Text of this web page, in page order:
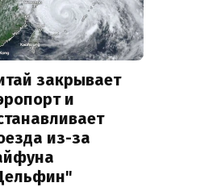
закрывает
и
из-за